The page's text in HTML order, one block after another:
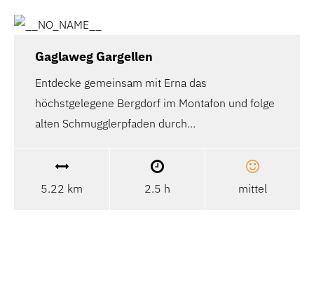
Gaglaweg Gargellen
Entdecke gemeinsam mit Erna das
höchstgelegene Bergdorf im Montafon und folge
alten Schmugglerpfaden durch…
5.22 km 2.5 h mittel